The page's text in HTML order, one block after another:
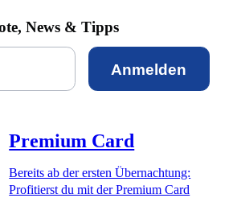
News & Tipps
Anmelden
Premium Card
Bereits ab der ersten Übernachtung:
Profitierst du mit der Premium Card